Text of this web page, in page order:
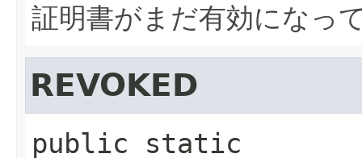
証明書がまだ有効になっ
REVOKED
public static